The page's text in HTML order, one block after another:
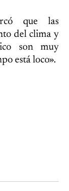
que las
del clima y
son muy
está loco».